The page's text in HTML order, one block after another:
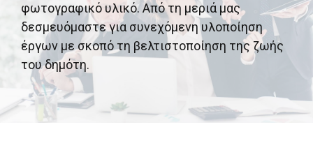
φωτογραφικό υλικό. Από τη μεριά μας
δεσμευόμαστε για συνεχόμενη υλοποίηση
έργων με σκοπό τη βελτιστοποίηση της ζωής
του δημότη.